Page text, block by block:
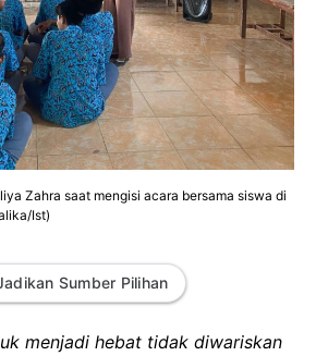
Zahra saat mengisi acara bersama siswa di
Ist)
Sumber Pilihan
menjadi hebat tidak diwariskan